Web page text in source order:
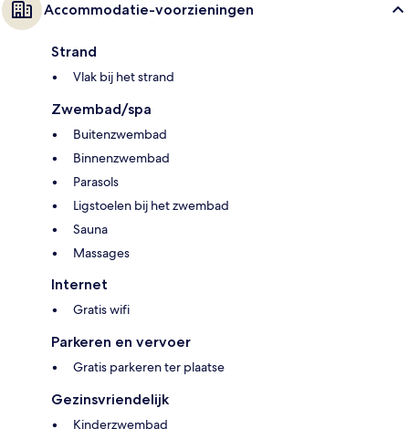
Accommodatie-voorzieningen
Strand
Vlak bij het strand
Zwembad/spa
Buitenzwembad
Binnenzwembad
Parasols
Ligstoelen bij het zwembad
Sauna
Massages
Internet
Gratis wifi
Parkeren en vervoer
Gratis parkeren ter plaatse
Gezinsvriendelijk
Kinderzwembad